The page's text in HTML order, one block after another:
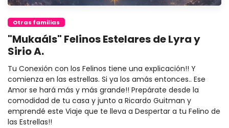
Otras familias
"Mukaáls" Felinos Estelares de Lyra y
Sirio A.
Tu Conexión con los Felinos tiene una explicación!! Y
comienza en las estrellas. Si ya los amás entonces.. Ese
Amor se hará más y más grande!! Prepárate desde la
comodidad de tu casa y junto a Ricardo Guitman y
emprendé este Viaje que te lleva a Despertar a tu Felino de
las Estrellas!!